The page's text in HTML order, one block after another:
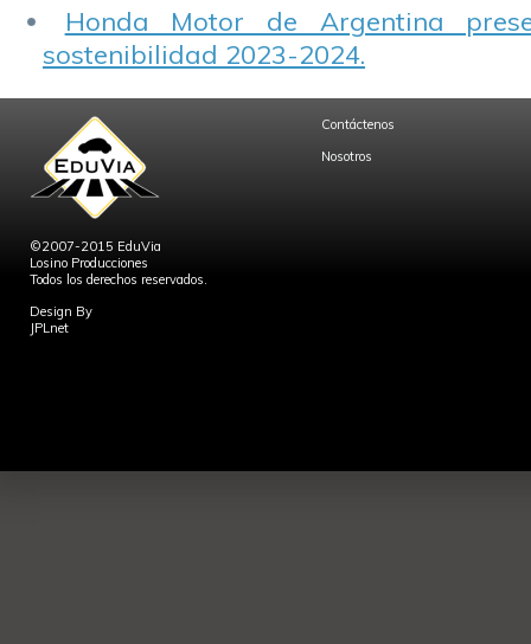
Honda Motor de Argentina
sostenibilidad 2023-2024.
©2007-2015 EduVia
Losino Producciones
Todos los derechos reservados.
Design By
JPLnet
Contáctenos
Nosotros